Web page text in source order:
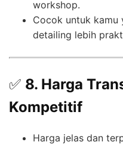
workshop.
Cocok untuk kamu
detailing lebih
✅ 8. Harga
Kompetitif
Harga jelas dan